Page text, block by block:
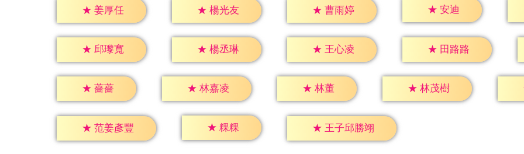
★ 姜厚任 ★ 楊光友 ★ 曹雨婷 ★ 安迪
★ 邱瓈寬 ★ 楊丞琳 ★ 王心凌 ★ 田路路
★ 薔薔 ★ 林嘉凌 ★ 林董 ★ 林茂樹
★ 范姜彥豐 ★ 粿粿 ★ 王子邱勝翊